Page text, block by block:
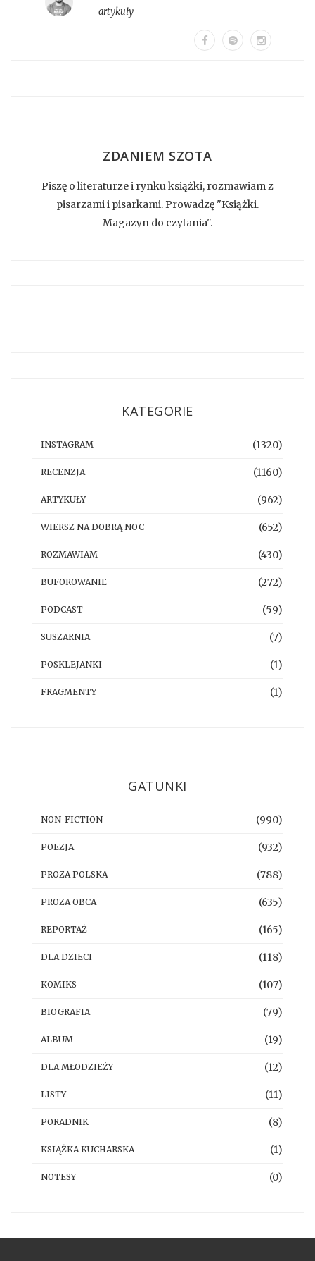
artykuły
ZDANIEM SZOTA
Piszę o literaturze i rynku książki, rozmawiam z
pisarzami i pisarkami. Prowadzę "Książki.
Magazyn do czytania".
KATEGORIE
INSTAGRAM (1320)
RECENZJA (1160)
ARTYKUŁY (962)
WIERSZ NA DOBRĄ NOC (652)
ROZMAWIAM (430)
BUFOROWANIE (272)
PODCAST (59)
SUSZARNIA (7)
POSKLEJANKI (1)
FRAGMENTY (1)
GATUNKI
NON-FICTION (990)
POEZJA (932)
PROZA POLSKA (788)
PROZA OBCA (635)
REPORTAŻ (165)
DLA DZIECI (118)
KOMIKS (107)
BIOGRAFIA (79)
ALBUM (19)
DLA MŁODZIEŻY (12)
LISTY (11)
PORADNIK (8)
KSIĄŻKA KUCHARSKA (1)
NOTESY (0)